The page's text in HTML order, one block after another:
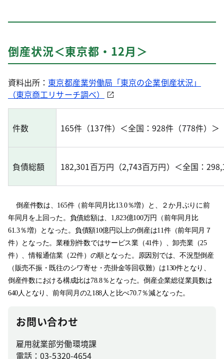
倒産状況＜東京都・12月＞
資料出所： 東京都産業労働局「東京の企業倒産状況」
（東京商工リサーチ調べ）
件数 165件（137件）＜全国：928件（778件）＞
負債総額 182,301百万円（2,743百万円）＜全国：
倒産件数は、165件（前年同月比13.0％増）と、２か月ぶりに前
年同月を上回った。負債総額は、1,823億100万円（前年同月比
61.3％増）となった。負債額10億円以上の倒産は11件（前年同月７
件）となった。業種別件数ではサービス業（41件）、卸売業（25
件）、情報通信業（22件）の順となった。原因別では、不況型倒産
（販売不振・既往のシワ寄せ・売掛金等回収難）は130件となり、
倒産件数における構成比は78.8％となった。倒産企業総従業員数は
640人となり、前年同月の2,188人と比べ70.7％減となった。
お問い合わせ
雇用就業部労働環境課
電話：03-5320-4654